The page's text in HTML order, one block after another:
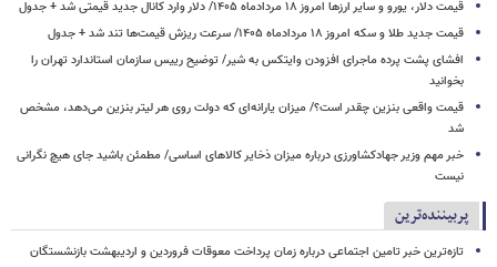
قیمت دلار، یورو و سایر ارزها امروز ۱۸ مردادماه ۱۴۰۵/ دلار وارد کانال جدید قیمتی شد + جدول
قیمت جدید طلا و سکه امروز ۱۸ مردادماه ۱۴۰۵/ سرعت ریزش قیمت‌ها تند شد + جدول
افشای پشت پرده ماجرای افزودن وایتکس به شیر/ توضیح رییس سازمان استاندارد تهران را
بخوانید
قیمت واقعی بنزین چقدر است؟/ میزان یارانه‌ای که دولت روی هر لیتر بنزین می‌دهد، مشخص
شد
خبر مهم وزیر جهادکشاورزی درباره میزان ذخایر کالاهای اساسی/ مطمئن باشید جای هیچ نگرانی
نیست
پربیننده‌ترین
تازه‌ترین خبر تامین اجتماعی درباره زمان پرداخت معوقات فروردین و اردیبهشت بازنشستگان